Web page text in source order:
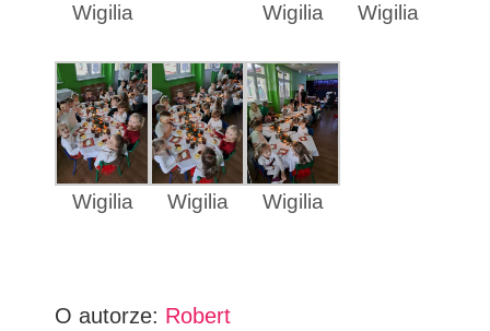
Wigilia Wigilia Wigilia
Wigilia Wigilia Wigilia
O autorze: Robert